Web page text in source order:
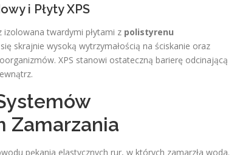
i Płyty XPS
twardymi płytami z polistyrenu
skrajnie wysoką wytrzymałością na ściskanie oraz
XPS stanowi ostateczną barierę odcinającą
Zamarzania
pękania elastycznych rur, w których zamarzła woda.